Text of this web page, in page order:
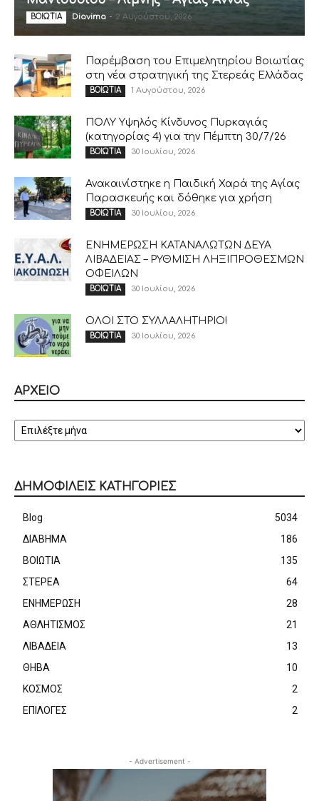
ΒΟΙΩΤΙΑ Diavima - 2 Αυγούστου, 2026
Παρέμβαση του Επιμελητηρίου Βοιωτίας
στη νέα στρατηγική της Στερεάς Ελλάδας
ΒΟΙΩΤΙΑ 1 Αυγούστου, 2026
ΠΟΛΥ Υψηλός Κίνδυνος Πυρκαγιάς
(κατηγορίας 4) για την Πέμπτη 30/7/26
ΒΟΙΩΤΙΑ 30 Ιουλίου, 2026
Ανακαινίστηκε η Παιδική Χαρά της Αγίας
Παρασκευής και δόθηκε για χρήση
ΒΟΙΩΤΙΑ 30 Ιουλίου, 2026
ΕΝΗΜΕΡΩΣΗ ΚΑΤΑΝΑΛΩΤΩΝ ΔΕΥΑ
ΛΙΒΑΔΕΙΑΣ – ΡΥΘΜΙΣΗ ΛΗΞΙΠΡΟΘΕΣΜΩΝ
ΟΦΕΙΛΩΝ
ΒΟΙΩΤΙΑ 30 Ιουλίου, 2026
ΟΛΟΙ ΣΤΟ ΣΥΛΛΑΛΗΤΗΡΙΟ!
ΒΟΙΩΤΙΑ 30 Ιουλίου, 2026
ΑΡΧΕΙΟ
ΔΗΜΟΦΙΛΕΙΣ ΚΑΤΗΓΟΡΙΕΣ
Blog
5034
ΔΙΑΒΗΜΑ
186
ΒΟΙΩΤΙΑ
135
ΣΤΕΡΕΑ
64
ΕΝΗΜΕΡΩΣΗ
28
ΑΘΛΗΤΙΣΜΟΣ
21
ΛΙΒΑΔΕΙΑ
13
ΘΗΒΑ
10
ΚΟΣΜΟΣ
2
ΕΠΙΛΟΓΕΣ
2
- Advertisement -